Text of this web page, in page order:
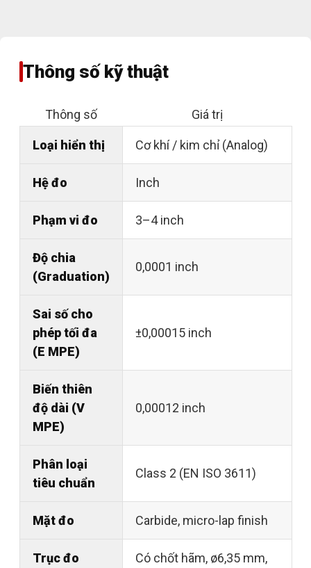
Thông số kỹ thuật
Thông số Giá trị
Loại hiển thị Cơ khí / kim chỉ (Analog)
Hệ đo Inch
Phạm vi đo 3–4 inch
Độ chia
(Graduation)
0,0001 inch
Sai số cho
phép tối đa
(E MPE)
±0,00015 inch
Biến thiên
độ dài (V
MPE)
0,00012 inch
Phân loại
tiêu chuẩn
Class 2 (EN ISO 3611)
Mặt đo Carbide, micro-lap finish
Trục đo
Có chốt hãm, ø6,35 mm,